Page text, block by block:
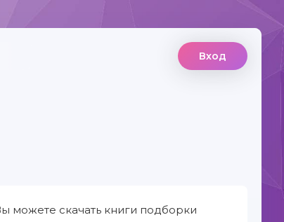
Вход
можете скачать книги подборки